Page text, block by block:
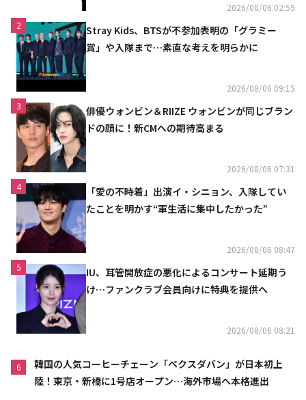
2026/08/06 02:59
2
Stray Kids、BTSが不参加表明の「グラミー
賞」や入隊まで…素直な考えを明らかに
2026/08/06 09:15
3
俳優ウォンビン＆RIIZE ウォンビンが同じブラン
ドの顔に！新CMへの期待高まる
2026/08/06 07:31
4
「愛の不時着」出演イ・シニョン、入隊してい
たことを明かす“軍生活に集中したかった”
2026/08/06 08:47
5
IU、耳管開放症の悪化によるコンサート延期う
け…ファンクラブ会員向けに特典を提供へ
2026/08/06 08:21
6
韓国の人気コーヒーチェーン「ペクスダバン」が日本初上
陸！東京・新橋に1号店オープン…海外市場へ本格進出